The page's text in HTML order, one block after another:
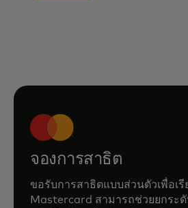
จองการสาธิต
ขอรับการสาธิตแบบส่วนตัวเพื่อเรี
Mastercard สามารถช่วยยกระ